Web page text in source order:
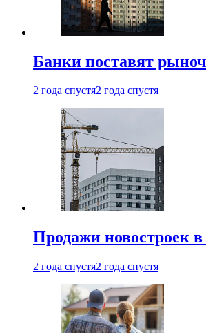
Банки поставят
2 года спустя2 года спустя
Продажи новостроек
2 года спустя2 года спустя